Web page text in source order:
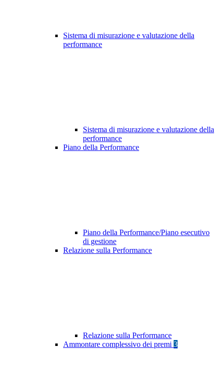
Sistema di misurazione e valutazione della
performance
Sistema di misurazione e valutazione della
performance
Piano della Performance
Piano della Performance/Piano esecutivo
di gestione
Relazione sulla Performance
Relazione sulla Performance
Ammontare complessivo dei premi 3